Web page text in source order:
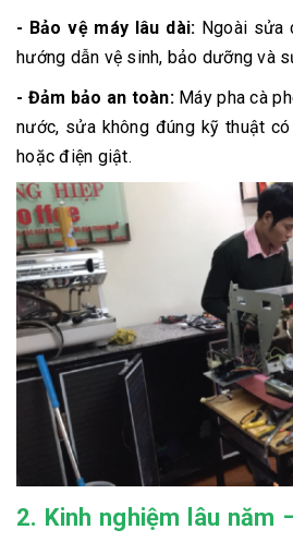
- Bảo vệ máy lâu dài: Ngoài sửa
hướng dẫn vệ sinh, bảo dưỡng và
- Đảm bảo an toàn:Máy pha cà
nước, sửa không đúng kỹ thuật
hoặc điện giật.
2. Kinh nghiệm lâu năm